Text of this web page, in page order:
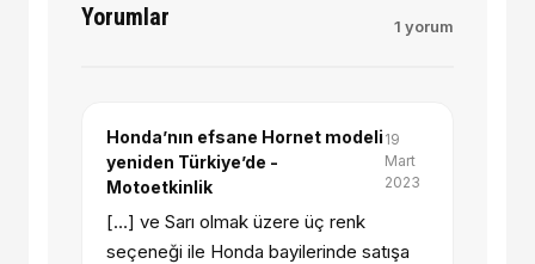
Yorumlar 1 yorum
Honda’nın efsane Hornet modeli
yeniden Türkiye’de -
Motoetkinlik
19
Mart
2023
[…] ve Sarı olmak üzere üç renk
seçeneği ile Honda bayilerinde satışa